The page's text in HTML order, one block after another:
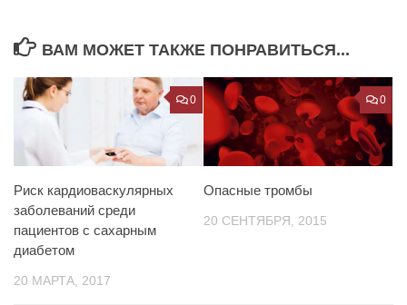
ВАМ МОЖЕТ ТАКЖЕ ПОНРАВИТЬСЯ...
0
Риск кардиоваскулярных
заболеваний среди
пациентов с сахарным
диабетом
20 МАРТА, 2017
0
Опасные тромбы
20 СЕНТЯБРЯ, 2015